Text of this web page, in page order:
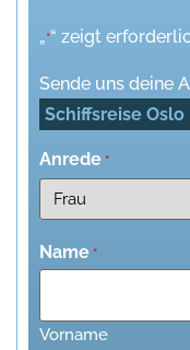
„*“ zeigt
Sende uns deine
Schiffsreise Oslo
Anrede *
Name *
Vorname